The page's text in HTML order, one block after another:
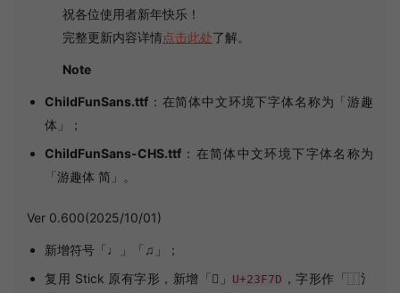
祝各位使用者新年快乐！
完整更新内容详情点击此处了解。
Note
ChildFunSans.ttf ：在简体中文环境下字体名称为「游趣
体」；
ChildFunSans-CHS.ttf ：在简体中文环境下字体名称为
「游趣体 简」。
Ver 0.600(2025/10/01)
新增符号「♩」「♫」；
复用 Stick 原有字形，新增「𣽽」 U+23F7D ，字形作「⿰氵